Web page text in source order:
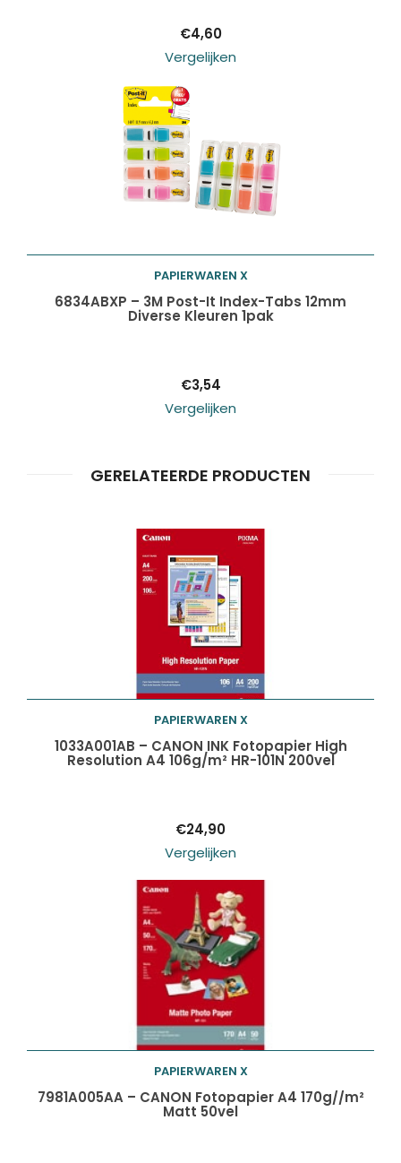
€4,60
Vergelijken
Toevoegen aan
PAPIERWAREN X
6834ABXP – 3M Post-It Index-Tabs 12mm
Diverse Kleuren 1pak
€3,54
Vergelijken
GERELATEERDE PRODUCTEN
Toevoegen aan
PAPIERWAREN X
1033A001AB – CANON INK Fotopapier High
Resolution A4 106g/m² HR-101N 200vel
€24,90
Vergelijken
Toevoegen aan
PAPIERWAREN X
7981A005AA – CANON Fotopapier A4 170g//m²
Matt 50vel